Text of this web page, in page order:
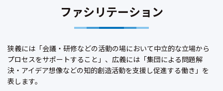
ファシリテーション
狭義には「会議・研修などの活動の場において中立的な立場から
プロセスをサポートすること」、広義には「集団による問題解
決・アイデア想像などの知的創造活動を支援し促進する働き」を
表します。